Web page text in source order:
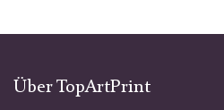
Über TopArtPrint